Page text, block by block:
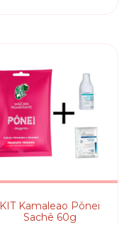
KIT Kamaleao Pônei
Sachê 60g